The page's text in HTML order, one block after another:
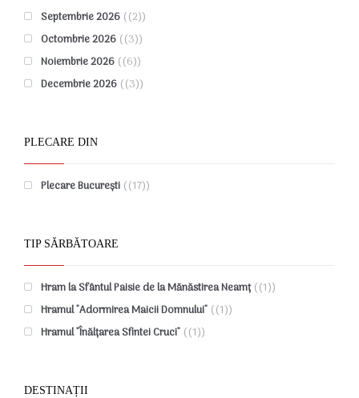
Septembrie 2026 (2)
Octombrie 2026 (3)
Noiembrie 2026 (6)
Decembrie 2026 (3)
PLECARE DIN
Plecare București (17)
TIP SĂRBĂTOARE
Hram la Sfântul Paisie de la Mănăstirea Neamț (1)
Hramul "Adormirea Maicii Domnului" (1)
Hramul "Înălțarea Sfintei Cruci" (1)
DESTINAȚII